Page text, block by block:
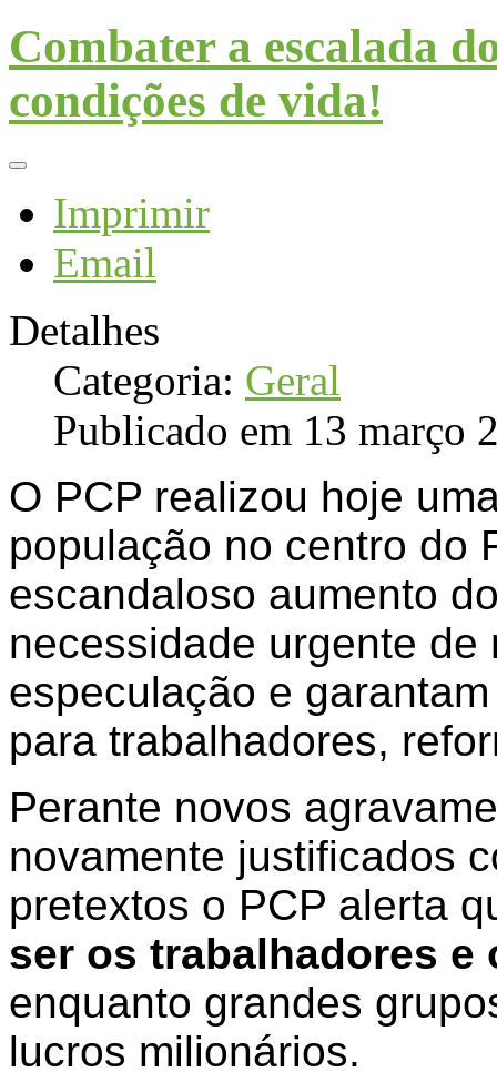
Combater a escalada
condições de vida!
Imprimir
Email
Detalhes
Categoria: Geral
Publicado em 13 março
O PCP realizou hoje
população no centro do
escandaloso aumento
necessidade urgente
especulação e
para trabalhadores,
Perante novos
novamente justificados
pretextos o PCP alerta
ser os trabalhadores e
enquanto grandes
lucros milionários.